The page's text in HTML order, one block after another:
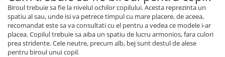
Biroul trebuie sa fie la nivelul ochilor copilului. Acesta reprezinta un
spatiu al sau, unde isi va petrece timpul cu mare placere, de aceea,
recomandat este sa va consultati cu el pentru a vedea ce modele i-ar
placea. Copilul trebuie sa aiba un spatiu de lucru armonios, fara culori
prea stridente. Cele neutre, precum alb, bej sunt destul de alese
pentru biroul unui copil.